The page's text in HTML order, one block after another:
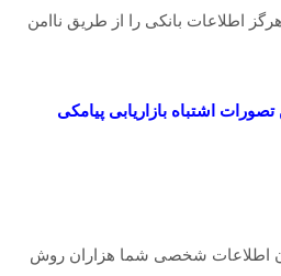
اطلاعات بانکی را از طریق ناامن
اشتباه بازاریابی پیامکی
اطلاعات شخصی شما هزاران روش